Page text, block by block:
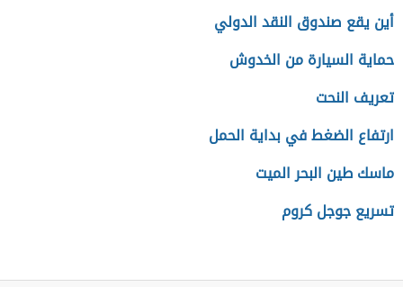
أين يقع صندوق النقد الدولي
حماية السيارة من الخدوش
تعريف النحت
ارتفاع الضغط في بداية الحمل
ماسك طين البحر الميت
تسريع جوجل كروم